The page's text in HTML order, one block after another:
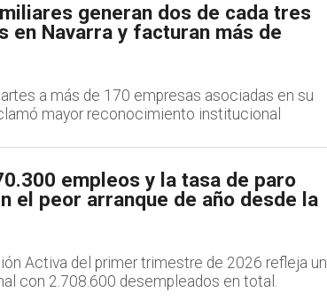
generan dos de cada tres
en Navarra y facturan más de
a más de 170 empresas asociadas en su
mayor reconocimiento institucional
empleos y la tasa de paro
el peor arranque de año desde la
Activa del primer trimestre de 2026 refleja un
con 2.708.600 desempleados en total.